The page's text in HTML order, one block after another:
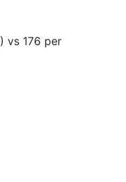
) vs 176 per